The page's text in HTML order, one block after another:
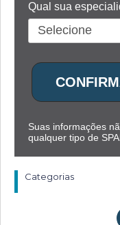
Qual sua
Suas informações
qualquer tipo de
Categorias